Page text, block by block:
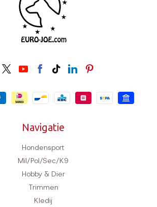
Navigatie
Hondensport
Mil/Pol/Sec/K9
Hobby & Dier
Trimmen
Kledij